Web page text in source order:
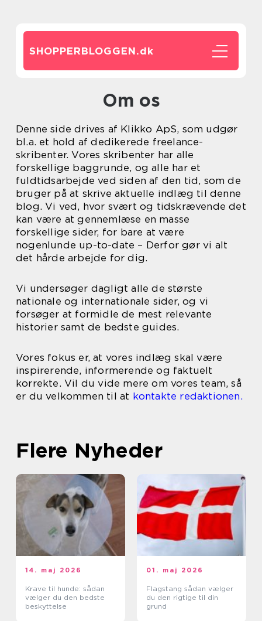
SHOPPERBLOGGEN.dk
Om os
Denne side drives af Klikko ApS, som udgør
bl.a. et hold af dedikerede freelance-
skribenter. Vores skribenter har alle
forskellige baggrunde, og alle har et
fuldtidsarbejde ved siden af den tid, som de
bruger på at skrive aktuelle indlæg til denne
blog. Vi ved, hvor svært og tidskrævende det
kan være at gennemlæse en masse
forskellige sider, for bare at være
nogenlunde up-to-date – Derfor gør vi alt
det hårde arbejde for dig.
Vi undersøger dagligt alle de største
nationale og internationale sider, og vi
forsøger at formidle de mest relevante
historier samt de bedste guides.
Vores fokus er, at vores indlæg skal være
inspirerende, informerende og faktuelt
korrekte. Vil du vide mere om vores team, så
er du velkommen til at kontakte redaktionen.
Flere Nyheder
14. maj 2026
Krave til hunde: sådan
vælger du den bedste
beskyttelse
01. maj 2026
Flagstang sådan vælger
du den rigtige til din
grund